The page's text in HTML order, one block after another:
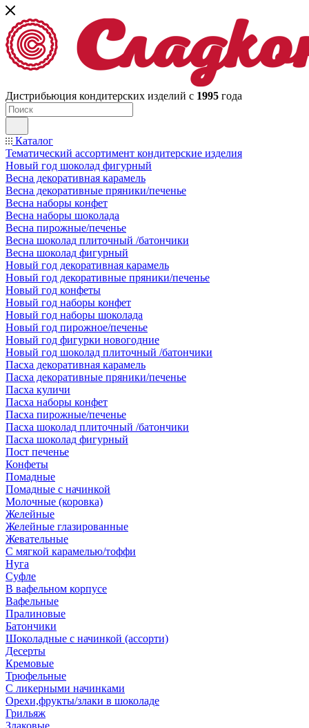
Дистрибьюция кондитерских изделий с 1995 года
Каталог
Тематический ассортимент кондитерские изделия
Новый год шоколад фигурный
Весна декоративная карамель
Весна декоративные пряники/печенье
Весна наборы конфет
Весна наборы шоколада
Весна пирожные/печенье
Весна шоколад плиточный /батончики
Весна шоколад фигурный
Новый год декоративная карамель
Новый год декоративные пряники/печенье
Новый год конфеты
Новый год наборы конфет
Новый год наборы шоколада
Новый год пирожное/печенье
Новый год фигурки новогодние
Новый год шоколад плиточный /батончики
Пасха декоративная карамель
Пасха декоративные пряники/печенье
Пасха куличи
Пасха наборы конфет
Пасха пирожные/печенье
Пасха шоколад плиточный /батончики
Пасха шоколад фигурный
Пост печенье
Конфеты
Помадные
Помадные с начинкой
Молочные (коровка)
Желейные
Желейные глазированные
Жевательные
С мягкой карамелью/тоффи
Нуга
Суфле
В вафельном корпусе
Вафельные
Пралиновые
Батончики
Шоколадные с начинкой (ассорти)
Десерты
Кремовые
Трюфельные
С ликерными начинками
Орехи,фрукты/злаки в шоколаде
Грильяж
Злаковые